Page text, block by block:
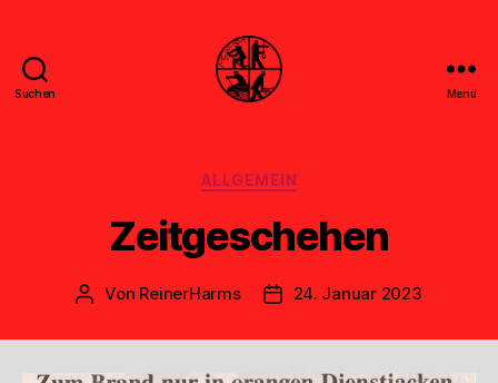
Suchen Menü
Kategorien
ALLGEMEIN
Zeitgeschehen
Beitragsautor
Von ReinerHarms Veröffentlichungsdatum
24. Januar 2023